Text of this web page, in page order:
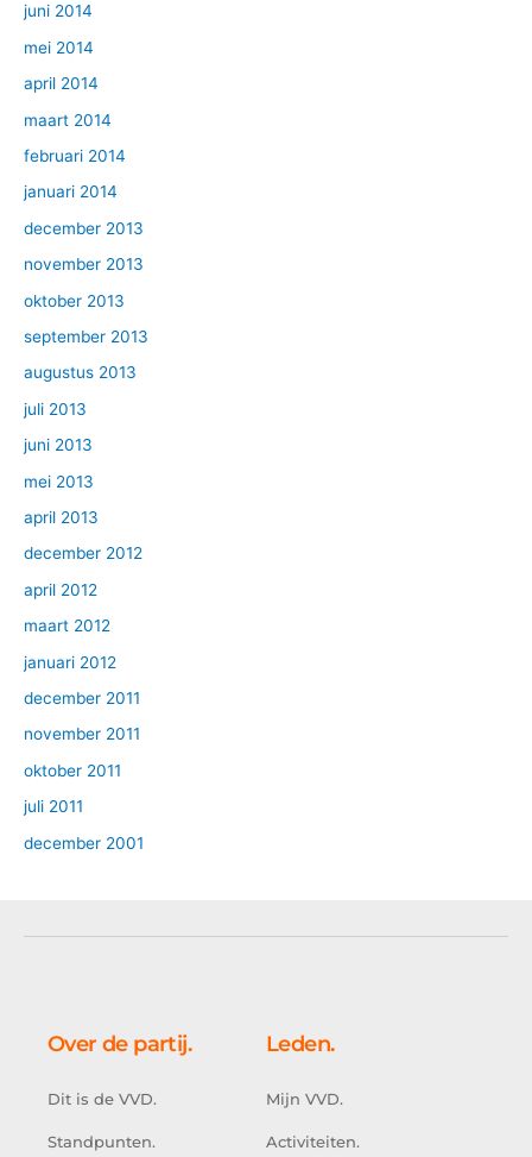
juni 2014
mei 2014
april 2014
maart 2014
februari 2014
januari 2014
december 2013
november 2013
oktober 2013
september 2013
augustus 2013
juli 2013
juni 2013
mei 2013
april 2013
december 2012
april 2012
maart 2012
januari 2012
december 2011
november 2011
oktober 2011
juli 2011
december 2001
Over de partij.
Dit is de VVD.
Standpunten.
Leden.
Mijn VVD.
Activiteiten.